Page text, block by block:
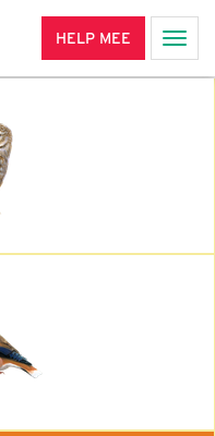
HELP MEE